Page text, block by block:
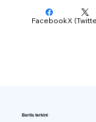
FacebookX
Berita terkini